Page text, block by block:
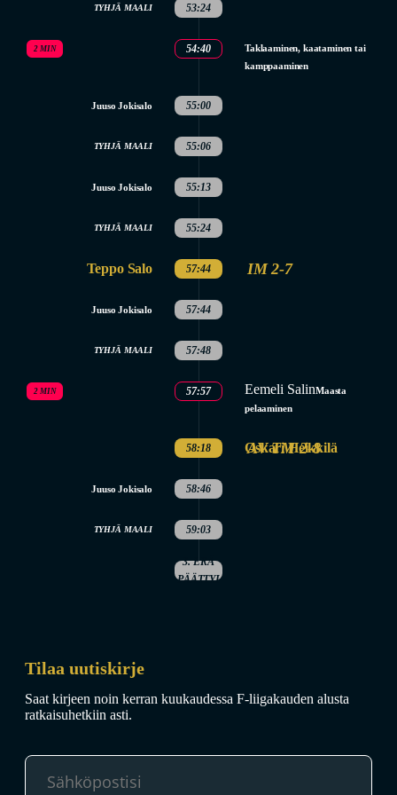
TYHJÄ MAALI 53:24
54:40
Taklaaminen, kaataminen tai
kamppaaminen
2 MIN
Juuso Jokisalo 55:00
TYHJÄ MAALI 55:06
Juuso Jokisalo 55:13
TYHJÄ MAALI 55:24
Teppo Salo 57:44 IM 2-7
Juuso Jokisalo 57:44
TYHJÄ MAALI 57:48
57:57 Eemeli SalinMaasta
pelaaminen
2 MIN
58:18 AV TM 2-8
Oskari Heikkilä
Juuso Jokisalo 58:46
TYHJÄ MAALI 59:03
3. ERÄ
PÄÄTTYI
Tilaa uutiskirje
Saat kirjeen noin kerran kuukaudessa F-liigakauden alusta
ratkaisuhetkiin asti.